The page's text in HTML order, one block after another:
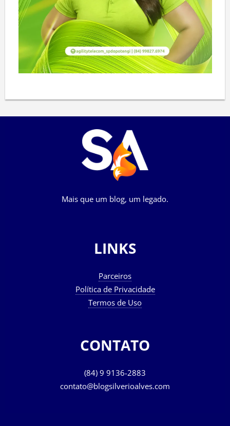
Mais que um blog, um legado.
LINKS
Parceiros
Política de Privacidade
Termos de Uso
CONTATO
(84) 9 9136-2883
contato@blogsilverioalves.com